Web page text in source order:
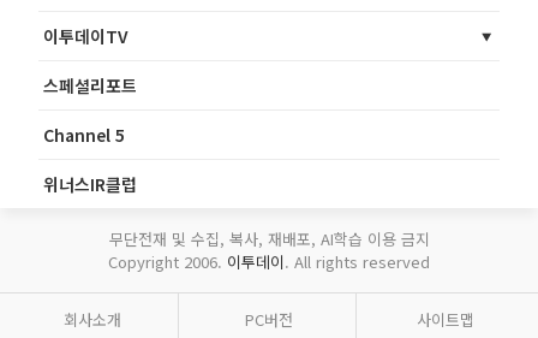
이투데이TV
스페셜리포트
Channel 5
위너스IR클럽
무단전재 및 수집, 복사, 재배포, AI학습 이용 금지
Copyright 2006. 이투데이. All rights reserved
회사소개 PC버전 사이트맵